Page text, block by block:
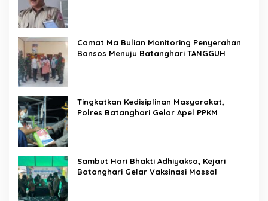
Camat Ma Bulian Monitoring Penyerahan
Bansos Menuju Batanghari TANGGUH
Tingkatkan Kedisiplinan Masyarakat,
Polres Batanghari Gelar Apel PPKM
Sambut Hari Bhakti Adhiyaksa, Kejari
Batanghari Gelar Vaksinasi Massal